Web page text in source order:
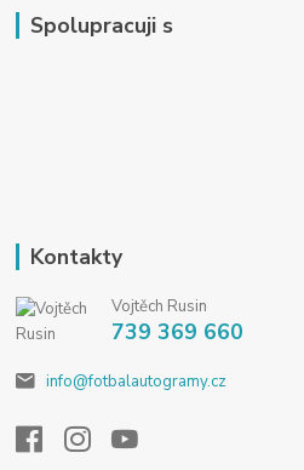
Spolupracuji s
Kontakty
Vojtěch Rusin
739 369 660
info@fotbalautogramy.cz